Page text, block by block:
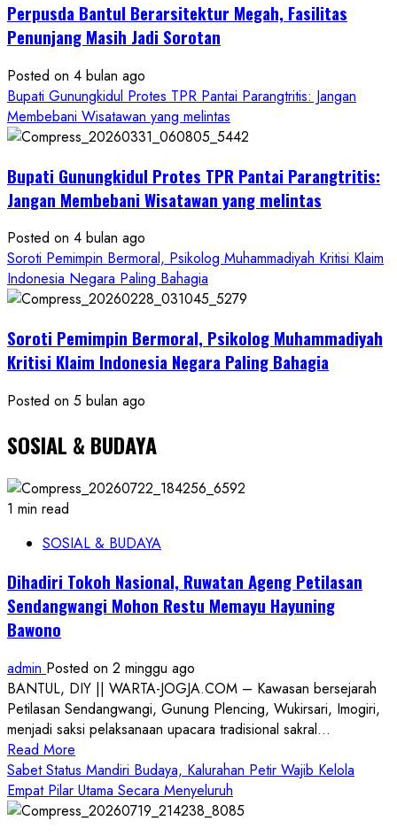
Cair
ke
Ketum
PWRI
RI
Minta
Resmi
Perpusda Bantul Berarsitektur Megah, Fasilitas
Penunjang Masih Jadi Sorotan
Posted on 4 bulan ago
Bupati Gunungkidul Protes TPR Pantai Parangtritis: Jangan
Membebani Wisatawan yang melintas
Bupati Gunungkidul Protes TPR Pantai Parangtritis:
Jangan Membebani Wisatawan yang melintas
Posted on 4 bulan ago
Soroti Pemimpin Bermoral, Psikolog Muhammadiyah Kritisi Klaim
Indonesia Negara Paling Bahagia
Soroti Pemimpin Bermoral, Psikolog Muhammadiyah
Kritisi Klaim Indonesia Negara Paling Bahagia
Posted on 5 bulan ago
SOSIAL & BUDAYA
1 min read
SOSIAL & BUDAYA
Dihadiri Tokoh Nasional, Ruwatan Ageng Petilasan
Sendangwangi Mohon Restu Memayu Hayuning
Bawono
admin Posted on 2 minggu ago
BANTUL, DIY || WARTA-JOGJA.COM – Kawasan bersejarah
Petilasan Sendangwangi, Gunung Plencing, Wukirsari, Imogiri,
menjadi saksi pelaksanaan upacara tradisional sakral...
Read More
more
about
Dihadiri
Sabet Status Mandiri Budaya, Kalurahan Petir Wajib Kelola
Empat Pilar Utama Secara Menyeluruh